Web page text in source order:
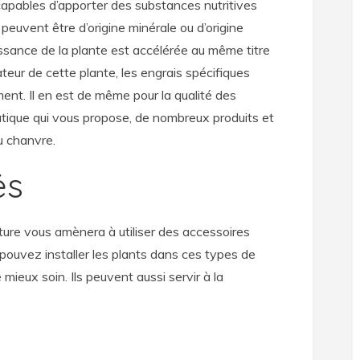
d’apporter des substances nutritives
être d’origine minérale ou d’origine
de la plante est accélérée au même titre
de cette plante, les engrais spécifiques
Il en est de même pour la qualité des
qui vous propose, de nombreux produits et
chanvre.
vous amènera à utiliser des accessoires
installer les plants dans ces types de
soin. Ils peuvent aussi servir à la